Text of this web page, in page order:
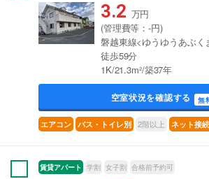
3.2 万円
(管理費等：-円)
磐越東線<ゆうゆうあぶく
徒歩59分
1K/21.3m²/築37年
空室状況を確認する 無
エアコン バス・トイレ別 2階以上 ネット接
賃貸アパート 学割 女子割 合格前予約可